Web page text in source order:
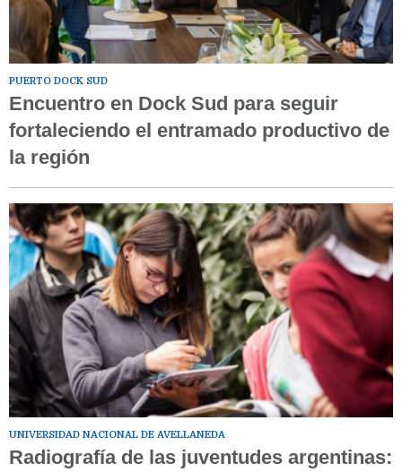
PUERTO DOCK SUD
Encuentro en Dock Sud para seguir
fortaleciendo el entramado productivo de
la región
UNIVERSIDAD NACIONAL DE AVELLANEDA
Radiografía de las juventudes argentinas: